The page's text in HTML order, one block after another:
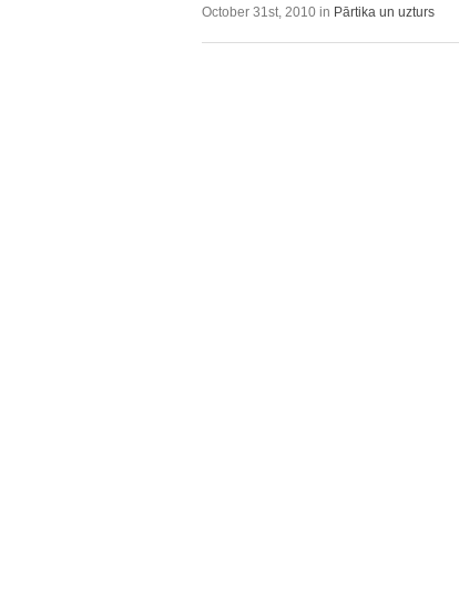
October 31st, 2010 in Pārtika un uzturs